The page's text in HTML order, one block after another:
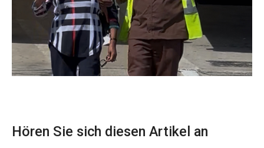
Hören Sie sich diesen Artikel an